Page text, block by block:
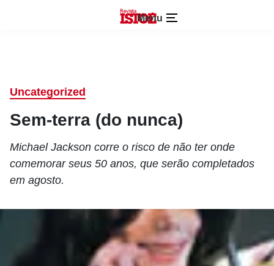
Menu
Uncategorized
Sem-terra (do nunca)
Michael Jackson corre o risco de não ter onde
comemorar seus 50 anos, que serão completados
em agosto.